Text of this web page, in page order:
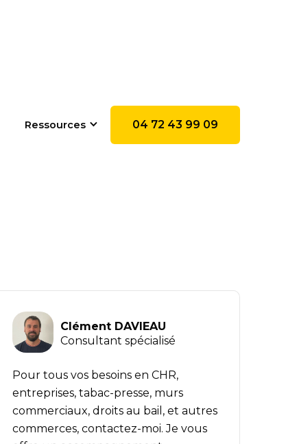
Ressources 04 72 43 99 09
Clément DAVIEAU
Consultant spécialisé
Pour tous vos besoins en CHR,
entreprises, tabac-presse, murs
commerciaux, droits au bail, et autres
commerces, contactez-moi. Je vous